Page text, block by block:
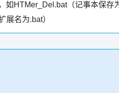
如HTMer_Del.bat（记事本保存
展名为.bat）